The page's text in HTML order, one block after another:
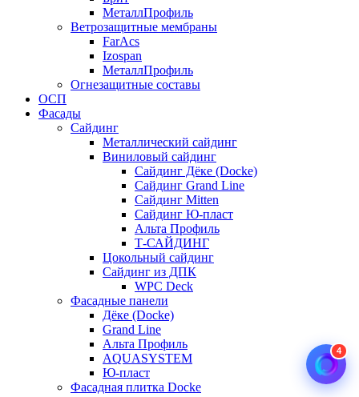
МеталлПрофиль
Ветрозащитные мембраны
FarAcs
Izospan
МеталлПрофиль
Огнезащитные составы
ОСП
Фасады
Сайдинг
Металлический сайдинг
Виниловый сайдинг
Сайдинг Дёке (Docke)
Сайдинг Grand Line
Сайдинг Mitten
Сайдинг Ю-пласт
Альта Профиль
Т-САЙДИНГ
Цокольный сайдинг
Сайдинг из ДПК
WPC Deck
Фасадные панели
Дёке (Docke)
Grand Line
Альта Профиль
AQUASYSTEM
Ю-пласт
Фасадная плитка Docke
4